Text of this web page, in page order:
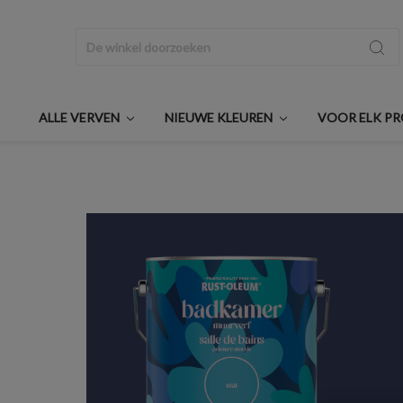
ALLE VERVEN NIEUWE KLEUREN VOOR ELK